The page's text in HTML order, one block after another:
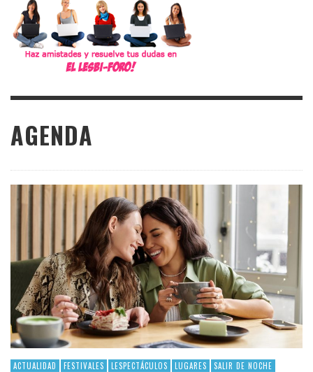
AGENDA
ACTUALIDAD FESTIVALES LESPECTÁCULOS LUGARES SALIR DE NOCHE